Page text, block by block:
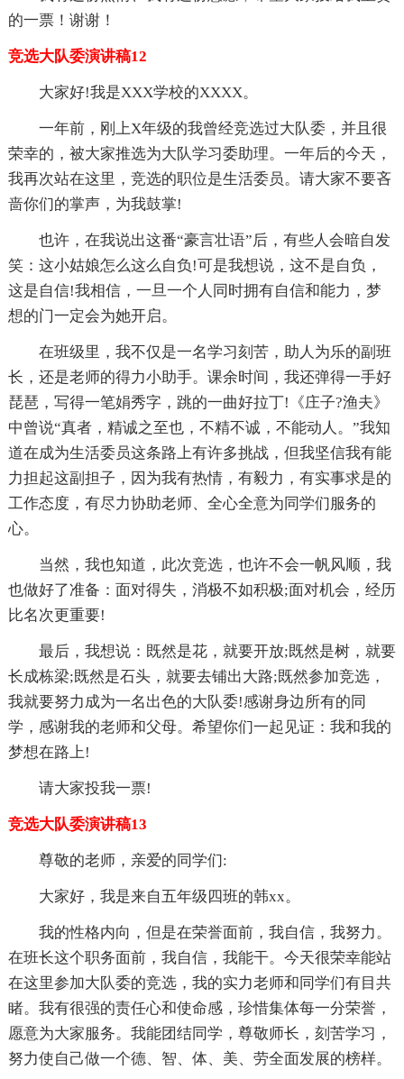
的一票！谢谢！
竞选大队委演讲稿12
大家好!我是XXX学校的XXXX。
一年前，刚上X年级的我曾经竞选过大队委，并且很
荣幸的，被大家推选为大队学习委助理。一年后的今天，
我再次站在这里，竞选的职位是生活委员。请大家不要吝
啬你们的掌声，为我鼓掌!
也许，在我说出这番“豪言壮语”后，有些人会暗自发
笑：这小姑娘怎么这么自负!可是我想说，这不是自负，
这是自信!我相信，一旦一个人同时拥有自信和能力，梦
想的门一定会为她开启。
在班级里，我不仅是一名学习刻苦，助人为乐的副班
长，还是老师的得力小助手。课余时间，我还弹得一手好
琵琶，写得一笔娟秀字，跳的一曲好拉丁!《庄子?渔夫》
中曾说“真者，精诚之至也，不精不诚，不能动人。”我知
道在成为生活委员这条路上有许多挑战，但我坚信我有能
力担起这副担子，因为我有热情，有毅力，有实事求是的
工作态度，有尽力协助老师、全心全意为同学们服务的
心。
当然，我也知道，此次竞选，也许不会一帆风顺，我
也做好了准备：面对得失，消极不如积极;面对机会，经历
比名次更重要!
最后，我想说：既然是花，就要开放;既然是树，就要
长成栋梁;既然是石头，就要去铺出大路;既然参加竞选，
我就要努力成为一名出色的大队委!感谢身边所有的同
学，感谢我的老师和父母。希望你们一起见证：我和我的
梦想在路上!
请大家投我一票!
竞选大队委演讲稿13
尊敬的老师，亲爱的同学们:
大家好，我是来自五年级四班的韩xx。
我的性格内向，但是在荣誉面前，我自信，我努力。
在班长这个职务面前，我自信，我能干。今天很荣幸能站
在这里参加大队委的竞选，我的实力老师和同学们有目共
睹。我有很强的责任心和使命感，珍惜集体每一分荣誉，
愿意为大家服务。我能团结同学，尊敬师长，刻苦学习，
努力使自己做一个德、智、体、美、劳全面发展的榜样。